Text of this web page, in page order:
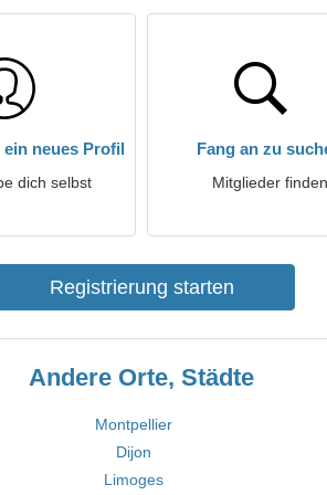
ein neues Profil
dich selbst
Fang an zu
Mitglieder finden
Registrierung starten
Andere Orte, Städte
Montpellier
Dijon
Limoges